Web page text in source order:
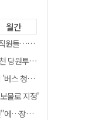
월간
노조' 만든다
득표는 '초박빙'
부서도 쓴소리
물로 지정'
게 이 정권"